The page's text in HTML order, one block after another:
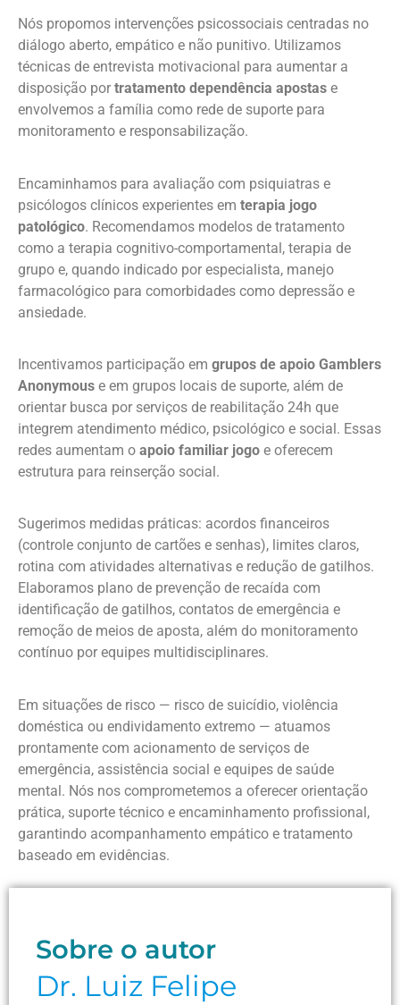
Nós propomos intervenções psicossociais centradas no
diálogo aberto, empático e não punitivo. Utilizamos
técnicas de entrevista motivacional para aumentar a
disposição por tratamento dependência apostas e
envolvemos a família como rede de suporte para
monitoramento e responsabilização.
Encaminhamos para avaliação com psiquiatras e
psicólogos clínicos experientes em terapia jogo
patológico. Recomendamos modelos de tratamento
como a terapia cognitivo-comportamental, terapia de
grupo e, quando indicado por especialista, manejo
farmacológico para comorbidades como depressão e
ansiedade.
Incentivamos participação em grupos de apoio Gamblers
Anonymous e em grupos locais de suporte, além de
orientar busca por serviços de reabilitação 24h que
integrem atendimento médico, psicológico e social. Essas
redes aumentam o apoio familiar jogo e oferecem
estrutura para reinserção social.
Sugerimos medidas práticas: acordos financeiros
(controle conjunto de cartões e senhas), limites claros,
rotina com atividades alternativas e redução de gatilhos.
Elaboramos plano de prevenção de recaída com
identificação de gatilhos, contatos de emergência e
remoção de meios de aposta, além do monitoramento
contínuo por equipes multidisciplinares.
Em situações de risco — risco de suicídio, violência
doméstica ou endividamento extremo — atuamos
prontamente com acionamento de serviços de
emergência, assistência social e equipes de saúde
mental. Nós nos comprometemos a oferecer orientação
prática, suporte técnico e encaminhamento profissional,
garantindo acompanhamento empático e tratamento
baseado em evidências.
Sobre o autor
Dr. Luiz Felipe